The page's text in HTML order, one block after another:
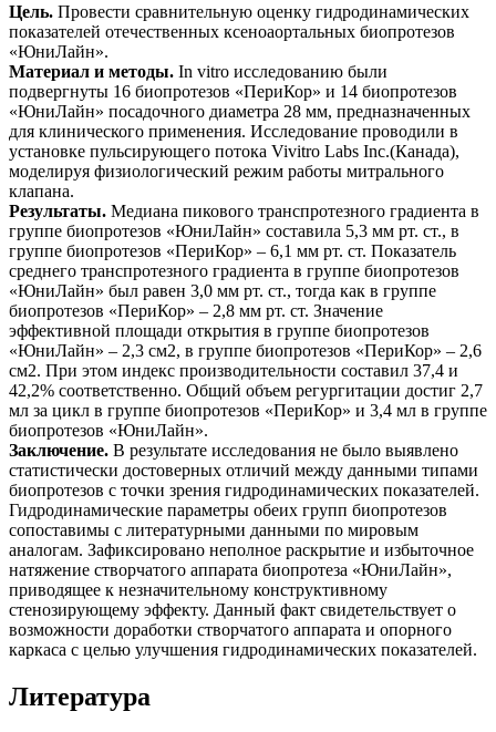
Цель. Провести сравнительную оценку гидродинамических
показателей отечественных ксеноаортальных биопротезов
«ЮниЛайн».
Материал и методы. In vitro исследованию были
подвергнуты 16 биопротезов «ПериКор» и 14 биопротезов
«ЮниЛайн» посадочного диаметра 28 мм, предназначенных
для клинического применения. Исследование проводили в
установке пульсирующего потока Vivitro Labs Inc.(Канада),
моделируя физиологический режим работы митрального
клапана.
Результаты. Медиана пикового транспротезного градиента в
группе биопротезов «ЮниЛайн» составила 5,3 мм рт. ст., в
группе биопротезов «ПериКор» – 6,1 мм рт. ст. Показатель
среднего транспротезного градиента в группе биопротезов
«ЮниЛайн» был равен 3,0 мм рт. ст., тогда как в группе
биопротезов «ПериКор» – 2,8 мм рт. ст. Значение
эффективной площади открытия в группе биопротезов
«ЮниЛайн» – 2,3 см2, в группе биопротезов «ПериКор» – 2,6
см2. При этом индекс производительности составил 37,4 и
42,2% соответственно. Общий объем регургитации достиг 2,7
мл за цикл в группе биопротезов «ПериКор» и 3,4 мл в группе
биопротезов «ЮниЛайн».
Заключение. В результате исследования не было выявлено
статистически достоверных отличий между данными типами
биопротезов с точки зрения гидродинамических показателей.
Гидродинамические параметры обеих групп биопротезов
сопоставимы с литературными данными по мировым
аналогам. Зафиксировано неполное раскрытие и избыточное
натяжение створчатого аппарата биопротеза «ЮниЛайн»,
приводящее к незначительному конструктивному
стенозирующему эффекту. Данный факт свидетельствует о
возможности доработки створчатого аппарата и опорного
каркаса с целью улучшения гидродинамических показателей.
Литература